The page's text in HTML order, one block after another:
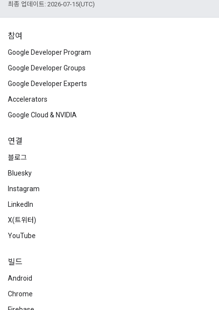
최종 업데이트: 2026-07-15(UTC)
참여
Google Developer Program
Google Developer Groups
Google Developer Experts
Accelerators
Google Cloud & NVIDIA
연결
블로그
Bluesky
Instagram
LinkedIn
X(트위터)
YouTube
빌드
Android
Chrome